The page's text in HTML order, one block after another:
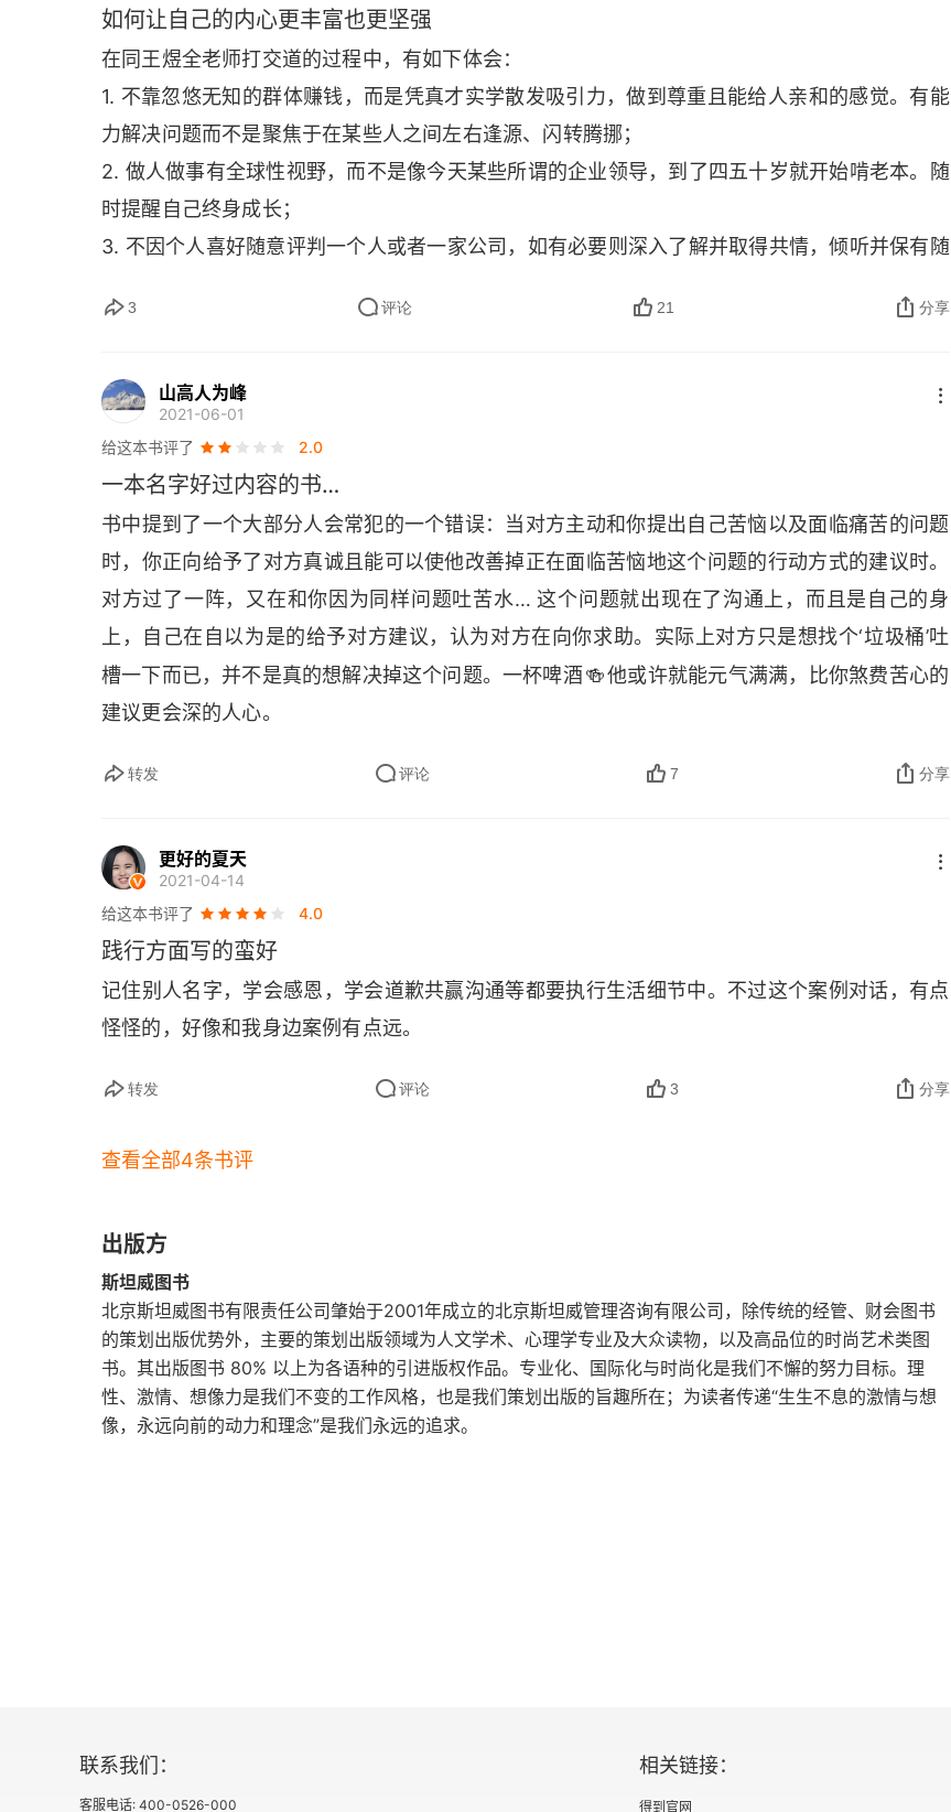
方法5 学会使用肢体语言
方法6 展露笑容
方法7 温柔沉稳地说话
方法8 构建双赢关系
方法9 留出独处的时间
这样聊天，你一定会成为人际关系高手
Part Ⅳ 特别篇 如何成为一个有亲和力的人
方法2 心理咨询能帮你改变负面思维
结语
如何让自己的内心更丰富也更坚强
在同王煜全老师打交道的过程中，有如下体会：
1. 不靠忽悠无知的群体赚钱，而是凭真才实学散发吸引力，做到尊重且能给人亲和的感觉。有能
力解决问题而不是聚焦于在某些人之间左右逢源、闪转腾挪；
2. 做人做事有全球性视野，而不是像今天某些所谓的企业领导，到了四五十岁就开始啃老本。随
时提醒自己终身成长；
3. 不因个人喜好随意评判一个人或者一家公司，如有必要则深入了解并取得共情，倾听并保有随
4. 制度在改进，如果你觉得现在不够好，按照你的想法去做但不需要抱怨环境和资源，同时乐观
5. 失意可能意味着机会，自己不放弃，破山中贼永远比破心中贼容易；
动，甚至愿意帮助你做到；
7. 科技是现代的魔术，谁会连接、会利用、会借势，终将发展的更好。
8. 懂一点佛学（注意不是信佛），经常冥想，有一些高级的爱好，什么都能谈一点也挺好。
在本书中，也希望你能找到让自己变好的答案。
3 评论 21 分享
山高人为峰
2021-06-01
给这本书评了
2.0
一本名字好过内容的书…
书中提到了一个大部分人会常犯的一个错误：当对方主动和你提出自己苦恼以及面临痛苦的问题
时，你正向给予了对方真诚且能可以使他改善掉正在面临苦恼地这个问题的行动方式的建议时。
对方过了一阵，又在和你因为同样问题吐苦水… 这个问题就出现在了沟通上，而且是自己的身
上，自己在自以为是的给予对方建议，认为对方在向你求助。实际上对方只是想找个‘垃圾桶’吐
槽一下而已，并不是真的想解决掉这个问题。一杯啤酒🍻他或许就能元气满满，比你煞费苦心的
建议更会深的人心。
转发 评论 7 分享
更好的夏天
2021-04-14
给这本书评了
4.0
践行方面写的蛮好
记住别人名字，学会感恩，学会道歉共赢沟通等都要执行生活细节中。不过这个案例对话，有点
怪怪的，好像和我身边案例有点远。
转发 评论 3 分享
查看全部4条书评
出版方
斯坦威图书
北京斯坦威图书有限责任公司肇始于2001年成立的北京斯坦威管理咨询有限公司，除传统的经管、财会图书
的策划出版优势外，主要的策划出版领域为人文学术、心理学专业及大众读物，以及高品位的时尚艺术类图
书。其出版图书 80% 以上为各语种的引进版权作品。专业化、国际化与时尚化是我们不懈的努力目标。理
性、激情、想像力是我们不变的工作风格，也是我们策划出版的旨趣所在；为读者传递“生生不息的激情与想
像，永远向前的动力和理念”是我们永远的追求。
联系我们：
客服电话: 400-0526-000
相关链接：
得到官网